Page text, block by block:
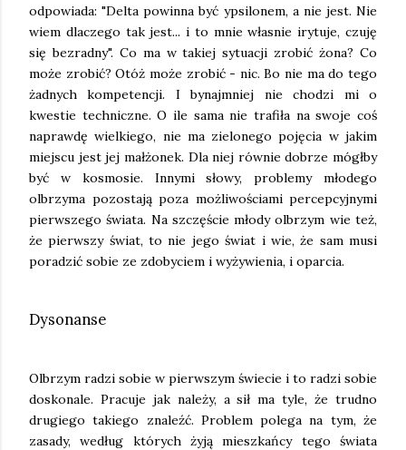
odpowiada: "Delta powinna być ypsilonem, a nie jest. Nie
wiem dlaczego tak jest... i to mnie własnie irytuje, czuję
się bezradny". Co ma w takiej sytuacji zrobić żona? Co
może zrobić? Otóż może zrobić - nic. Bo nie ma do tego
żadnych kompetencji. I bynajmniej nie chodzi mi o
kwestie techniczne. O ile sama nie trafiła na swoje coś
naprawdę wielkiego, nie ma zielonego pojęcia w jakim
miejscu jest jej małżonek. Dla niej równie dobrze mógłby
być w kosmosie. Innymi słowy, problemy młodego
olbrzyma pozostają poza możliwościami percepcyjnymi
pierwszego świata. Na szczęście młody olbrzym wie też,
że pierwszy świat, to nie jego świat i wie, że sam musi
poradzić sobie ze zdobyciem i wyżywienia, i oparcia.
Dysonanse
Olbrzym radzi sobie w pierwszym świecie i to radzi sobie
doskonale. Pracuje jak należy, a sił ma tyle, że trudno
drugiego takiego znaleźć. Problem polega na tym, że
zasady, według których żyją mieszkańcy tego świata